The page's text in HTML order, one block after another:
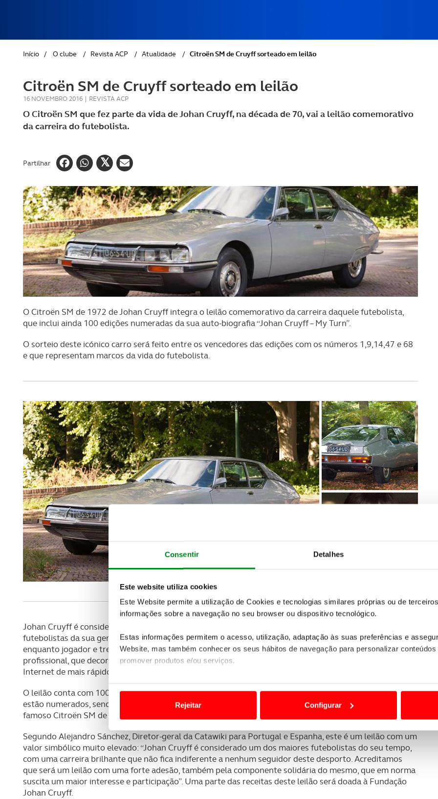
Consentir Detalhes
Este website utiliza cookies
Este Website permite a utilização de Cookies e tecnologias similares próprias ou de
informações sobre a navegação no seu browser ou dispositivo tecnológico.
Estas informações permitem o acesso, utilização, adaptação às suas preferências e
Website, mas também conhecer os seus hábitos de navegação para personalizar
promover produtos e/ou serviços.
Usamos cookies para melhorar a sua experiência digital, personalizar conteúdos e
funcionalidades de redes sociais, bem como para analisar dados de navegação no nosso
Adicionalmente partilhamos informação, relativa à sua utilização do nosso site de
e organizações na UE e em países terceiros.
Rejeitar Configurar
GOLFE
AUTOCARAVANISMO
Início / O clube / Revista ACP / Atualidade / Citroën SM de Cruyff sorteado em leilão
Citroën SM de Cruyff sorteado em leilão
16 NOVEMBRO 2016 | REVISTA ACP
O Citroën SM que fez parte da vida de Johan Cruyff, na década de 70, vai a leilão comemorativo
da carreira do futebolista.
Partilhar
O Citroën SM de 1972 de Johan Cruyff integra o leilão comemorativo da carreira daquele futebolista,
que inclui ainda 100 edições numeradas da sua auto-biografia “Johan Cruyff – My Turn”.
O sorteio deste icónico carro será feito entre os vencedores das edições com os números 1,9,14,47 e 68
e que representam marcos da vida do futebolista.
Johan Cruyff é considerado por muitos especialistas do mundo do desporto como um dos melhores
futebolistas da sua geração. O holandês, que representou clubes como o Ajax e o FC Barcelona,
enquanto jogador e treinador, tem agora, em sua homenagem, um leilão comemorativo da sua carreira
profissional, que decorre até 22 de novembro, na Catawiki (www.catawiki.pt), plataforma de leilões na
Internet de mais rápido crescimento.
O leilão conta com 100 exemplares da sua autobiografia – “Johan Cruyff – My Turn”. Todos os exemplares
estão numerados, sendo que os livros com os números 1, 9, 14, 47 e 68 participarão do sorteio do
famoso Citroën SM de 1972 que pertenceu a Johan Cruyff.
Segundo Alejandro Sánchez, Diretor-geral da Catawiki para Portugal e Espanha, este é um leilão com um
valor simbólico muito elevado: “Johan Cruyff é considerado um dos maiores futebolistas do seu tempo,
com uma carreira brilhante que não fica indiferente a nenhum seguidor deste desporto. Acreditamos
que será um leilão com uma forte adesão, também pela componente solidária do mesmo, que em norma
suscita um maior interesse e participação”. Uma parte das receitas deste leilão será doada à Fundação
Johan Cruyff.